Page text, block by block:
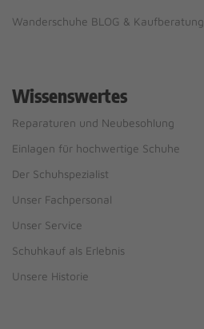
Wanderschuhe BLOG & Kaufberatung
Wissenswertes
Reparaturen und Neubesohlung
Einlagen für hochwertige Schuhe
Der Schuhspezialist
Unser Fachpersonal
Unser Service
Schuhkauf als Erlebnis
Unsere Historie